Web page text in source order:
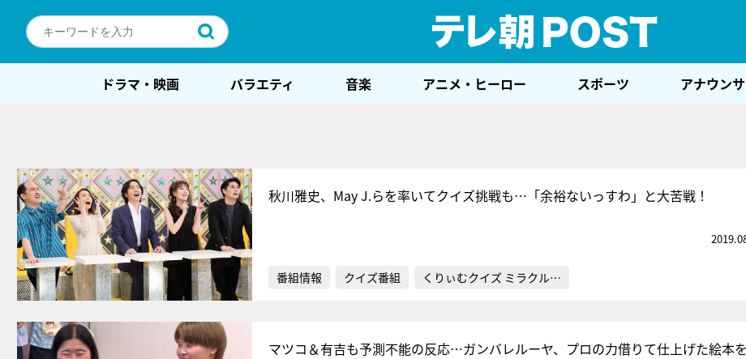
ドラマ・映画 バラエティ 音楽 アニメ・ヒーロー スポーツ アナウン
秋川雅史、May J.らを率いてクイズ挑戦も…「余裕ないっすわ」と大苦戦！
番組情報 クイズ番組 くりぃむクイズ ミラクル…
マツコ＆有吉も予測不能の反応…ガンバレルーヤ、プロの力借りて仕上げた絵本